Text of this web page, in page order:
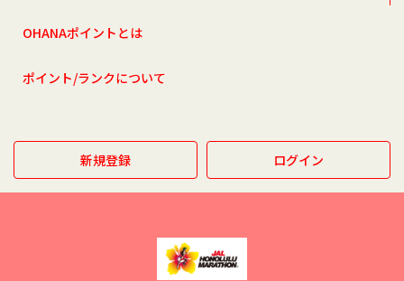
OHANAポイントとは
ポイント/ランクについて
新規登録 ログイン